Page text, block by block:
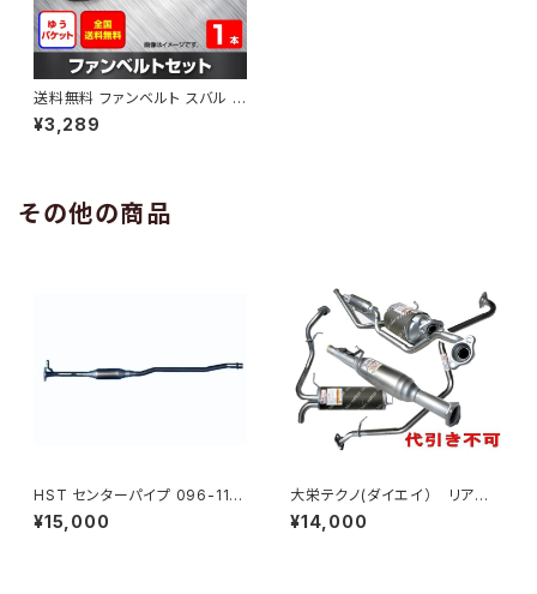
送料無料 ファンベルト スバル デ
ックス 型式M411F H20.10～H
25.10 （国内トップメーカー） 1本
¥3,289
その他の商品
HST センターパイプ 096-116
CP フレア MJ55S 本体オー
ルステンレス パイプステンレス
¥15,000
大栄テクノ(ダイエイ） リア
マフラー MHD-7040SUS ゼ
ストスパーク JE1 個人宅NG
¥14,000